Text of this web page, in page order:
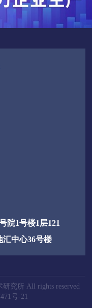
院1号楼1层121
汇中心36号楼
究所 All rights reserved
号-21